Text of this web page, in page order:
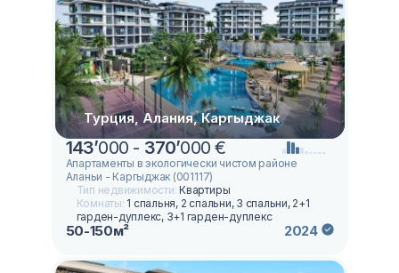
Турция, Алания, Каргыджак
143’000 - 370’000 €
Апартаменты в экологически чистом районе
Аланьи - Каргыджак (001117)
Тип недвижимости:Квартиры
Комнаты: 1 спальня, 2 спальни, 3 спальни, 2+1
гарден-дуплекс, 3+1 гарден-дуплекс
50-150м² 2024